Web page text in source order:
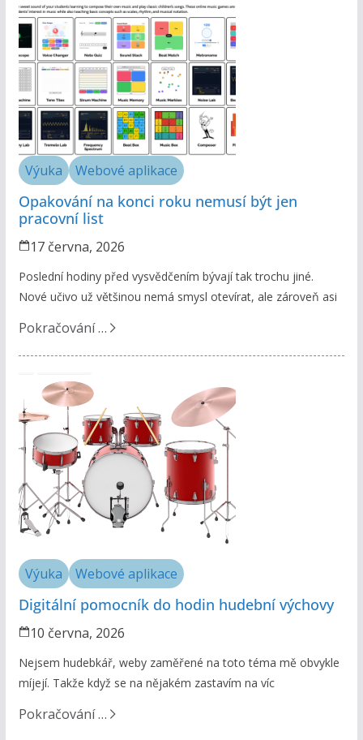
Výuka Webové aplikace
Opakování na konci roku nemusí být jen
pracovní list
17 června, 2026
Poslední hodiny před vysvědčením bývají tak trochu jiné.
Nové učivo už většinou nemá smysl otevírat, ale zároveň asi
Pokračování …
Výuka Webové aplikace
Digitální pomocník do hodin hudební výchovy
10 června, 2026
Nejsem hudebkář, weby zaměřené na toto téma mě obvykle
míjejí. Takže když se na nějakém zastavím na víc
Pokračování …